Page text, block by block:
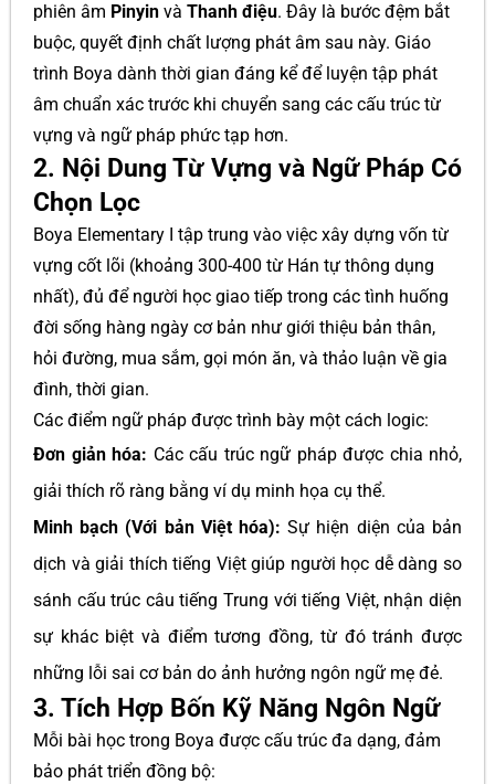
phiên âm Pinyin và Thanh điệu. Đây là bước đệm bắt
buộc, quyết định chất lượng phát âm sau này. Giáo
trình Boya dành thời gian đáng kể để luyện tập phát
âm chuẩn xác trước khi chuyển sang các cấu trúc từ
vựng và ngữ pháp phức tạp hơn.
2. Nội Dung Từ Vựng và Ngữ Pháp Có
Chọn Lọc
Boya Elementary I tập trung vào việc xây dựng vốn từ
vựng cốt lõi (khoảng 300-400 từ Hán tự thông dụng
nhất), đủ để người học giao tiếp trong các tình huống
đời sống hàng ngày cơ bản như giới thiệu bản thân,
hỏi đường, mua sắm, gọi món ăn, và thảo luận về gia
đình, thời gian.
Các điểm ngữ pháp được trình bày một cách logic:
Đơn giản hóa: Các cấu trúc ngữ pháp được chia nhỏ,
giải thích rõ ràng bằng ví dụ minh họa cụ thể.
Minh bạch (Với bản Việt hóa): Sự hiện diện của bản
dịch và giải thích tiếng Việt giúp người học dễ dàng so
sánh cấu trúc câu tiếng Trung với tiếng Việt, nhận diện
sự khác biệt và điểm tương đồng, từ đó tránh được
những lỗi sai cơ bản do ảnh hưởng ngôn ngữ mẹ đẻ.
3. Tích Hợp Bốn Kỹ Năng Ngôn Ngữ
Mỗi bài học trong Boya được cấu trúc đa dạng, đảm
bảo phát triển đồng bộ: